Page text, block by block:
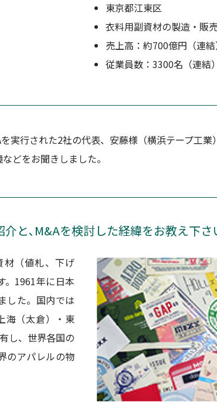
東京都江東区
衣料用副資材の製造・販
売上高：約700億円（連
従業員数：3300名（連結
実行された2社の代表、安藤様（横浜テープ工
どをお聞きしました。
と､M&Aを検討した経緯をお教え下さ
（値札、下げ
。1961年に日本
した。国内では
海（太倉）・東
し、世界各国の
のアパレルの物